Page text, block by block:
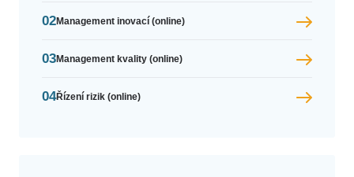
02Management inovací (online)
03Management kvality (online)
04Řízení rizik (online)